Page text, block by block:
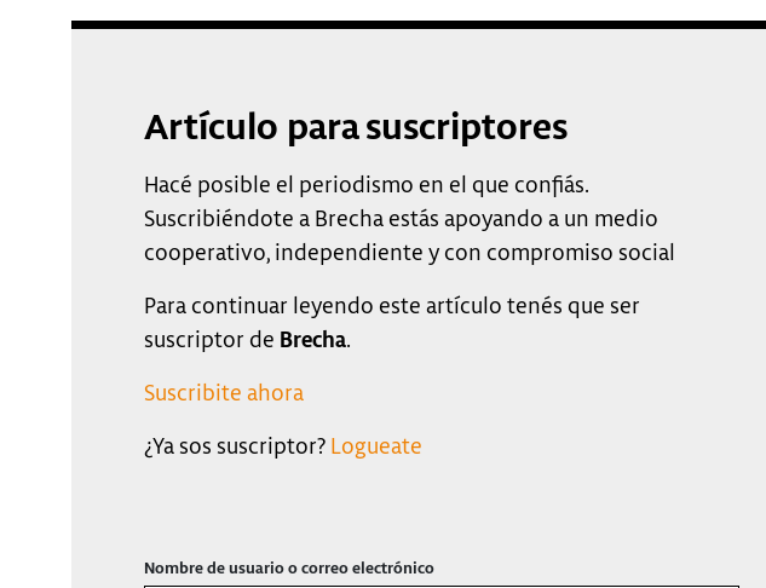
Artículo para suscriptores
Hacé posible el periodismo en el que confiás.
Suscribiéndote a Brecha estás apoyando a un medio
cooperativo, independiente y con compromiso social
Para continuar leyendo este artículo tenés que ser
suscriptor de Brecha.
Suscribite ahora
¿Ya sos suscriptor? Logueate
Nombre de usuario o correo electrónico